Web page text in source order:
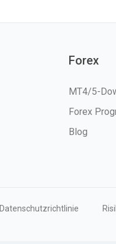
Forex
MT4/5-
Forex
Blog
Datenschutzrichtlinie